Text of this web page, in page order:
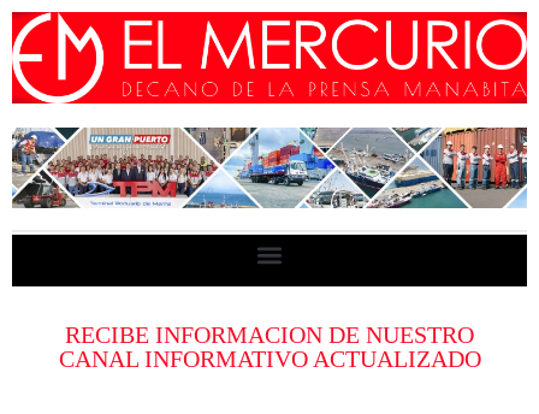
RECIBE INFORMACION DE NUESTRO
CANAL INFORMATIVO ACTUALIZADO